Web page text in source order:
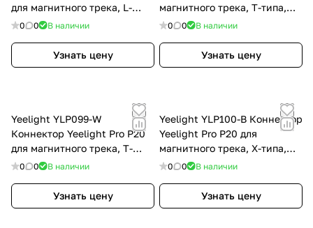
для магнитного трека, L-
типа, белый YLP098-W
0 0 В наличии
Узнать цену
магнитного трека, T-типа,
черный YLP099-B
0 0 В наличии
Узнать цену
Yeelight YLP099-W
Коннектор Yeelight Pro P20
для магнитного трека, T-
типа, белый YLP099-W
0 0 В наличии
Узнать цену
Yeelight YLP100-B Коннектор
Yeelight Pro P20 для
магнитного трека, X-типа,
черный YLP100-B
0 0 В наличии
Узнать цену